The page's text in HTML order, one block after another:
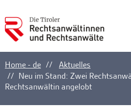
Ankerlink
Home - de
Aktuelles
Neu im Stand: Zwei
Rechtsanwältin angelobt